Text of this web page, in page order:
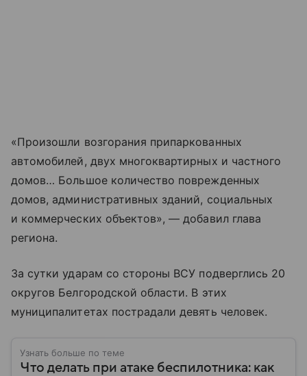
«Произошли возгорания припаркованных
автомобилей, двух многоквартирных и частного
домов… Большое количество поврежденных
домов, административных зданий, социальных
и коммерческих объектов», — добавил глава
региона.
За сутки ударам со стороны ВСУ подверглись 20
округов Белгородской области. В этих
муниципалитетах пострадали девять человек.
Узнать больше по теме
Что делать при атаке беспилотника: как